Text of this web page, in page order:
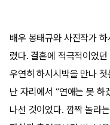
배우 봉태규와 사진작가
렸다. 결혼에 적극적이었
우연히 하시시박을 만나
난 자리에서 “연애는 못 하
나선 것이었다. 깜짝 놀라